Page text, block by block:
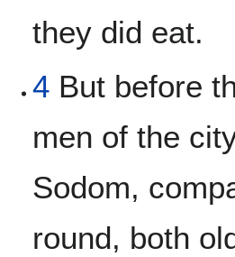
they did eat.
4 But before
men of the
Sodom,
round, both